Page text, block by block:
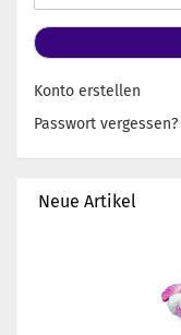
Konto erstellen
Passwort vergessen?
Neue Artikel